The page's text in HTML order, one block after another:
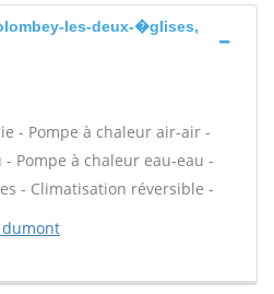
les-deux-�glises,
- Pompe à chaleur air-air -
Pompe à chaleur eau-eau -
- Climatisation réversible -
dumont